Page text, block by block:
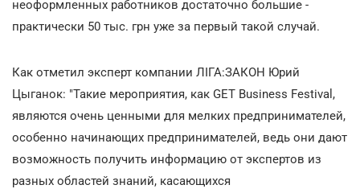
неоформленных работников достаточно большие -
практически 50 тыс. грн уже за первый такой случай.
Как отметил эксперт компании ЛІГА:ЗАКОН Юрий
Цыганок: "Такие мероприятия, как GET Business Festival,
являются очень ценными для мелких предпринимателей,
особенно начинающих предпринимателей, ведь они дают
возможность получить информацию от экспертов из
разных областей знаний, касающихся